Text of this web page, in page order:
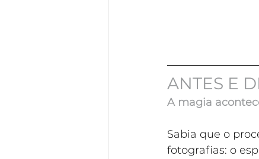
ANTES E
A magia
Sabia que o
fotografias: o